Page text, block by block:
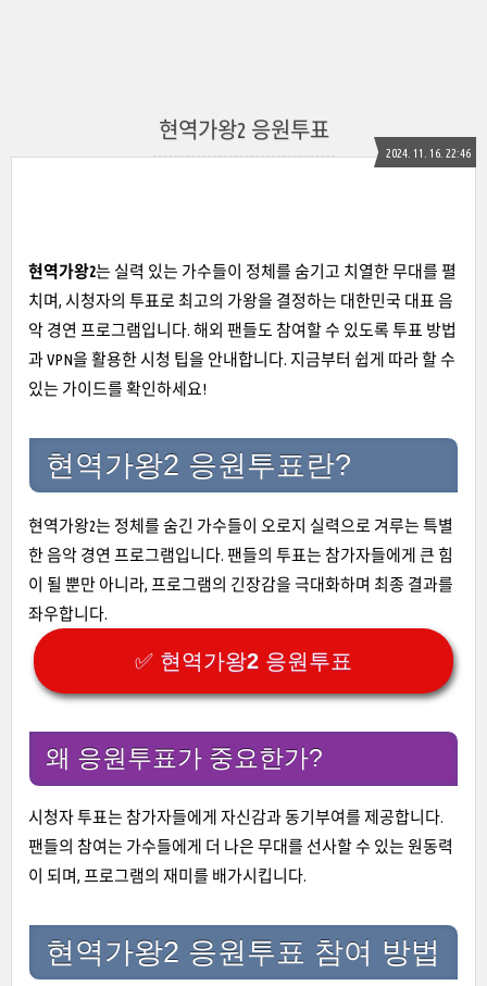
현역가왕2 응원투표
2024. 11. 16. 22:46
현역가왕2는 실력 있는 가수들이 정체를 숨기고 치열한 무대를 펼
치며, 시청자의 투표로 최고의 가왕을 결정하는 대한민국 대표 음
악 경연 프로그램입니다. 해외 팬들도 참여할 수 있도록 투표 방법
과 VPN을 활용한 시청 팁을 안내합니다. 지금부터 쉽게 따라 할 수
있는 가이드를 확인하세요!
현역가왕2 응원투표란?
현역가왕2는 정체를 숨긴 가수들이 오로지 실력으로 겨루는 특별
한 음악 경연 프로그램입니다. 팬들의 투표는 참가자들에게 큰 힘
이 될 뿐만 아니라, 프로그램의 긴장감을 극대화하며 최종 결과를
좌우합니다.
✅ 현역가왕2 응원투표
왜 응원투표가 중요한가?
시청자 투표는 참가자들에게 자신감과 동기부여를 제공합니다.
팬들의 참여는 가수들에게 더 나은 무대를 선사할 수 있는 원동력
이 되며, 프로그램의 재미를 배가시킵니다.
현역가왕2 응원투표 참여 방법